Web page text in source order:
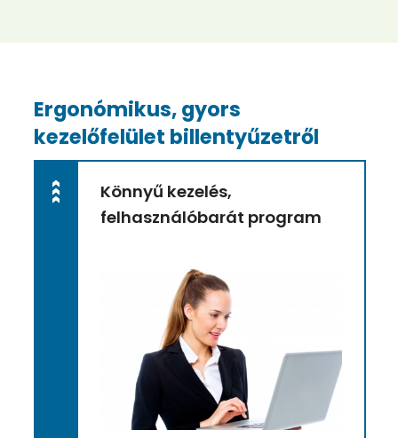
Ergonómikus, gyors
kezelőfelület billentyűzetről
>>>
Könnyű kezelés,
felhasználóbarát program